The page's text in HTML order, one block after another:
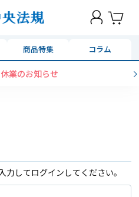
商品特集 コラム
休業のお知らせ
してログインしてください。